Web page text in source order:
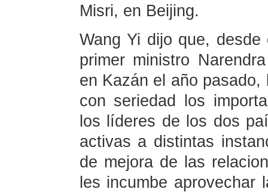
Misri, en Beijing.
Wang Yi dijo que,
primer ministro
en Kazán el año
con seriedad los
los líderes de los dos
activas a distintas
de mejora de las
les incumbe